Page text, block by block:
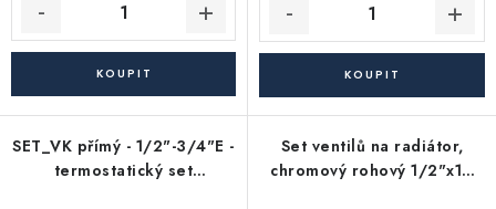
SET_VK přímý - 1/2"-3/4"E -
termostatický set
Set ventilů na radiátor,
chromový rohový 1/2"x16